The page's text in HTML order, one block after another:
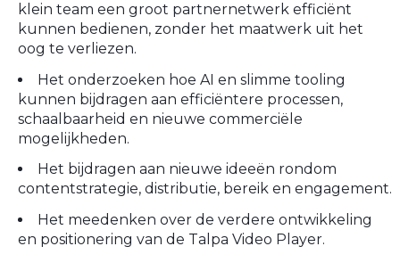
klein team een groot partnernetwerk efficiënt
kunnen bedienen, zonder het maatwerk uit het
oog te verliezen.
Het onderzoeken hoe AI en slimme tooling
kunnen bijdragen aan efficiëntere processen,
schaalbaarheid en nieuwe commerciële
mogelijkheden.
Het bijdragen aan nieuwe ideeën rondom
contentstrategie, distributie, bereik en engagement.
Het meedenken over de verdere ontwikkeling
en positionering van de Talpa Video Player.